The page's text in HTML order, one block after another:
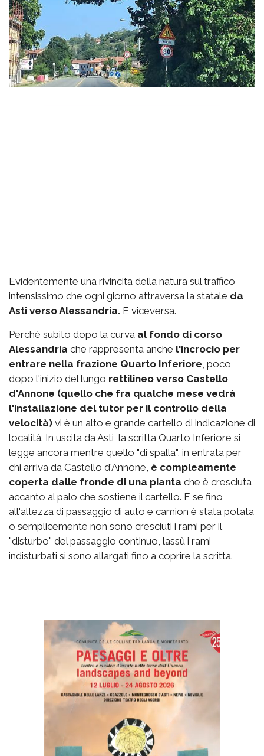
Evidentemente una rivincita della natura sul traffico
intensissimo che ogni giorno attraversa la statale da
Asti verso Alessandria. E viceversa.
Perché subito dopo la curva al fondo di corso
Alessandria che rappresenta anche l'incrocio per
entrare nella frazione Quarto Inferiore , poco
dopo l'inizio del lungo rettilineo verso Castello
d'Annone (quello che fra qualche mese vedrà
l'installazione del tutor per il controllo della
velocità) vi è un alto e grande cartello di indicazione di
località. In uscita da Asti, la scritta Quarto Inferiore si
legge ancora mentre quello "di spalla", in entrata per
chi arriva da Castello d'Annone, è compleamente
coperta dalle fronde di una pianta che è cresciuta
accanto al palo che sostiene il cartello. E se fino
all'altezza di passaggio di auto e camion è stata potata
o semplicemente non sono cresciuti i rami per il
"disturbo" del passaggio continuo, lassù i rami
indisturbati si sono allargati fino a coprire la scritta.